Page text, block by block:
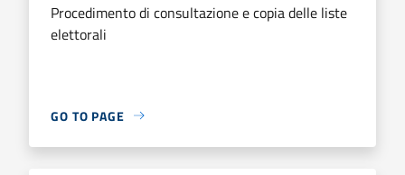
Procedimento di consultazione e copia delle liste
elettorali
GO TO PAGE